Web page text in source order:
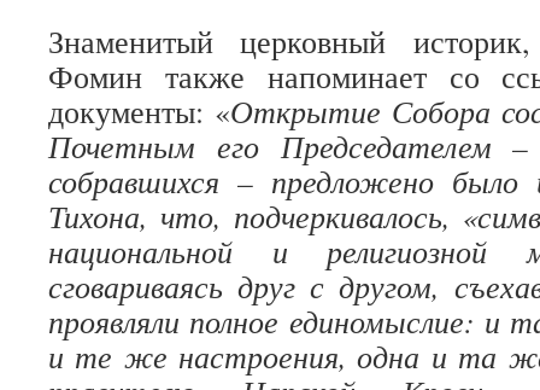
Знаменитый церковный
Фомин также напоминает со
документы: «Открытие Собора
Почетным его Председателем
собравшихся – предложено было
Тихона, что, подчеркивалось,
национальной и
сговариваясь друг с другом,
проявляли полное единомыслие: и
и те же настроения, одна и та